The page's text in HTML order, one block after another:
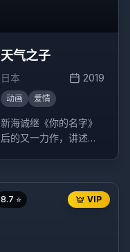
天气之子
日本 2019
动画 爱情
新海诚继《你的名字》
后的又一力作，讲述了
事。
VIP
8.7 ⭐